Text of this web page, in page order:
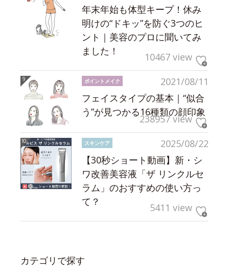
年末年始も体型キープ！休み
明けの“ドキッ”を防ぐ3つのヒ
ント｜美容のプロに聞いてみ
ました！
10467 view
2021/08/11
ポイントメイク
フェイスタイプの基本｜“似合
う”が見つかる16種類の顔印象
238957 view
2025/08/22
スキンケア
【30秒ショート動画】新・シ
ワ改善美容液「ザ リンクルセ
ラム」のおすすめの使い方っ
て？
5411 view
カテゴリで探す